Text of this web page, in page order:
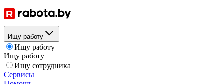
Ищу работу
Ищу работу
Ищу работу
Ищу сотрудника
Сервисы